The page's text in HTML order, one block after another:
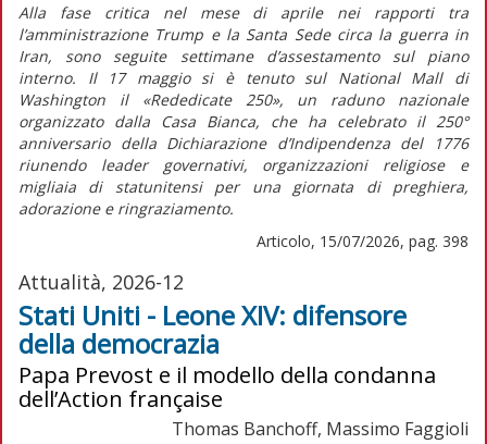
Alla fase critica nel mese di aprile nei rapporti tra
l’amministrazione Trump e la Santa Sede circa la guerra in
Iran, sono seguite settimane d’assestamento sul piano
interno. Il 17 maggio si è tenuto sul National Mall di
Washington il «Rededicate 250», un raduno nazionale
organizzato dalla Casa Bianca, che ha celebrato il 250°
anniversario della Dichiarazione d’Indipendenzadel 1776
riunendo leader governativi, organizzazioni religiose e
migliaia di statunitensi per una giornata di preghiera,
adorazione e ringraziamento.
Articolo, 15/07/2026, pag. 398
Attualità, 2026-12
Stati Uniti - Leone XIV: difensore
della democrazia
Papa Prevost e il modello della condanna
dell’Action française
Thomas Banchoff, Massimo Faggioli